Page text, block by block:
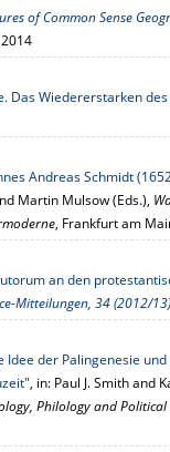
of Common Sense
Das Wiedererstarken
Andreas Schmidt
Martin Mulsow (Eds.),
, Frankfurt am
an den
Mitteilungen, 34 (2012/
Idee der Palingenesie
, in: Paul J. Smith and
Philology and